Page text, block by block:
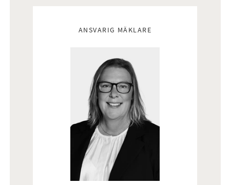
ANSVARIG MÄKLARE